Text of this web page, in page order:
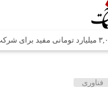
تامین مالی ۳,۰۰۰ میلیارد تومانی مفید
پاکستان با حضور در سفارت
فناوری